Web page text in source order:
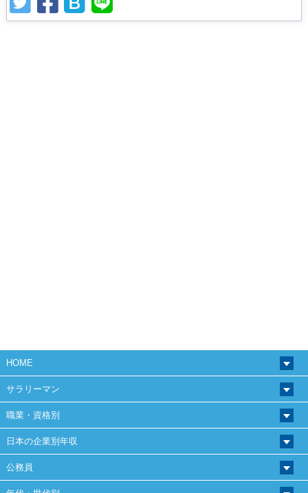
HOME
サラリーマン
職業・資格別
日本の企業別年収
公務員